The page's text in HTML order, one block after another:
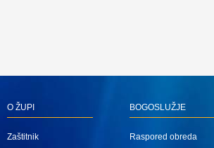
O ŽUPI
Zaštitnik
BOGOSLUŽJE
Raspored obreda